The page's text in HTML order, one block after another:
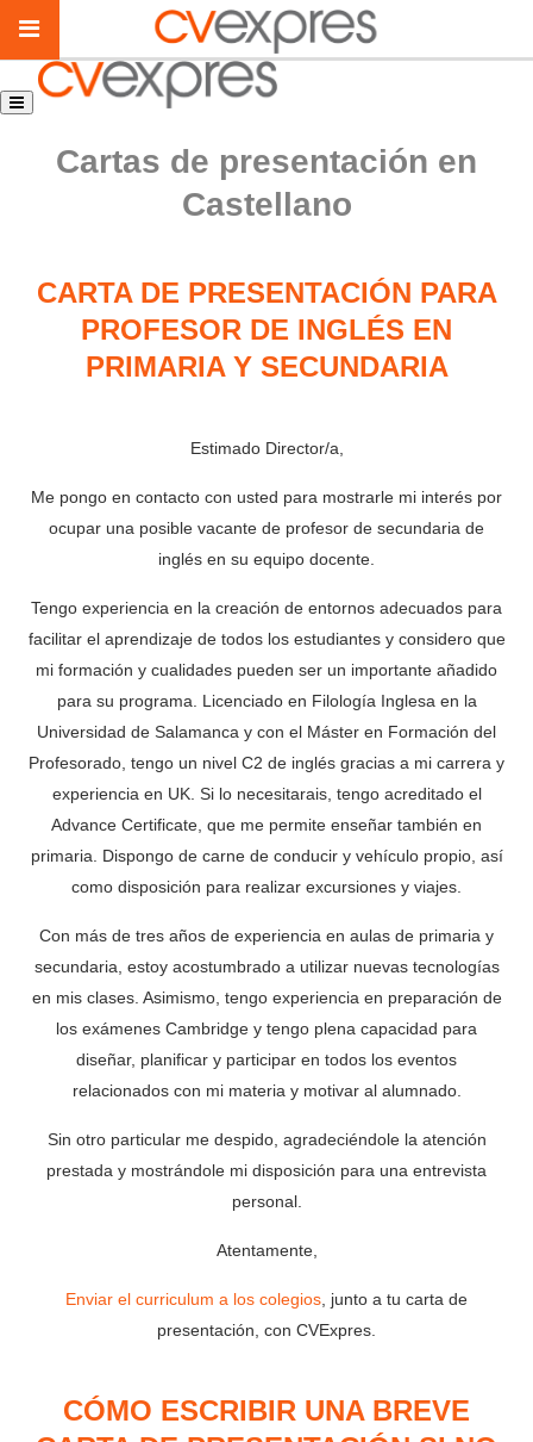
Cartas de presentación en
Castellano
CARTA DE PRESENTACIÓN PARA
PROFESOR DE INGLÉS EN
PRIMARIA Y SECUNDARIA
Estimado Director/a,
Me pongo en contacto con usted para mostrarle mi interés por
ocupar una posible vacante de profesor de secundaria de
inglés en su equipo docente.
Tengo experiencia en la creación de entornos adecuados para
facilitar el aprendizaje de todos los estudiantes y considero que
mi formación y cualidades pueden ser un importante añadido
para su programa. Licenciado en Filología Inglesa en la
Universidad de Salamanca y con el Máster en Formación del
Profesorado, tengo un nivel C2 de inglés gracias a mi carrera y
experiencia en UK. Si lo necesitarais, tengo acreditado el
Advance Certificate, que me permite enseñar también en
primaria. Dispongo de carne de conducir y vehículo propio, así
como disposición para realizar excursiones y viajes.
Con más de tres años de experiencia en aulas de primaria y
secundaria, estoy acostumbrado a utilizar nuevas tecnologías
en mis clases. Asimismo, tengo experiencia en preparación de
los exámenes Cambridge y tengo plena capacidad para
diseñar, planificar y participar en todos los eventos
relacionados con mi materia y motivar al alumnado.
Sin otro particular me despido, agradeciéndole la atención
prestada y mostrándole mi disposición para una entrevista
personal.
Atentamente,
Enviar el curriculum a los colegios , junto a tu carta de
presentación, con CVExpres.
CÓMO ESCRIBIR UNA BREVE